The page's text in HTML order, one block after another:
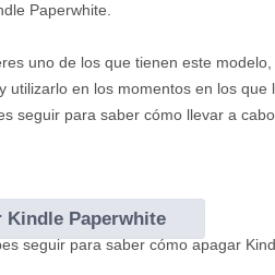
Paperwhite.
uno de los que tienen este
utilizarlo en los momentos en los
seguir para saber cómo llevar a
Kindle Paperwhite
seguir para saber cómo apagar